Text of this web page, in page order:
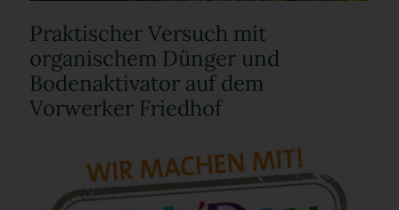
Praktischer Versuch mit
organischem Dünger und
Bodenaktivator auf dem
Vorwerker Friedhof